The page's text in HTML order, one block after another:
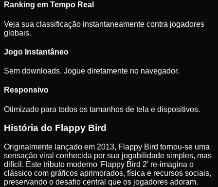
Ranking em Tempo Real
Veja sua classificação instantaneamente contra jogadores
globais.
Jogo Instantâneo
Sem downloads. Jogue diretamente no navegador.
Responsivo
Otimizado para todos os tamanhos de tela e dispositivos.
História do Flappy Bird
Originalmente lançado em 2013, Flappy Bird tornou-se uma
sensação viral conhecida por sua jogabilidade simples, mas
difícil. Este tributo moderno 'Flappy Bird 2' re-imagina o
clássico com gráficos aprimorados, física e recursos sociais,
preservando o desafio central que os jogadores adoram.